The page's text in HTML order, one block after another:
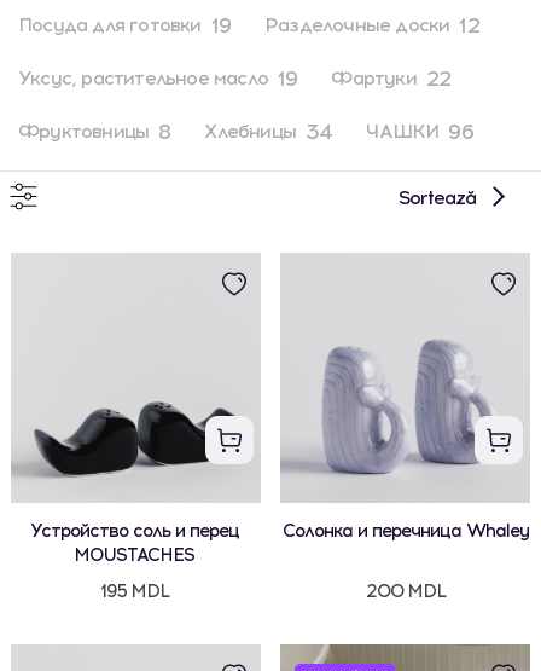
Посуда для готовки 19 Разделочные доски 12
Уксус, растительное масло 19 Фартуки 22
Фруктовницы 8 Хлебницы 34 ЧАШКИ 96
Sortează
Устройство соль и перец
MOUSTACHES
195 MDL
Солонка и перечница Whaley
200 MDL